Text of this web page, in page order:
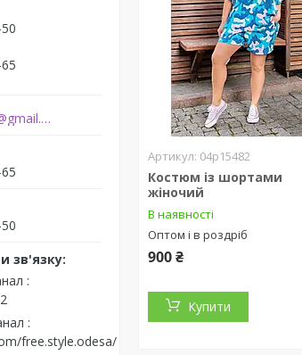
free.style.odessa@gmail.com
free.style.odesa/
04р15482
Костюм із шортами
жіночий
В наявності
Оптом і в роздріб
900 ₴
Купити